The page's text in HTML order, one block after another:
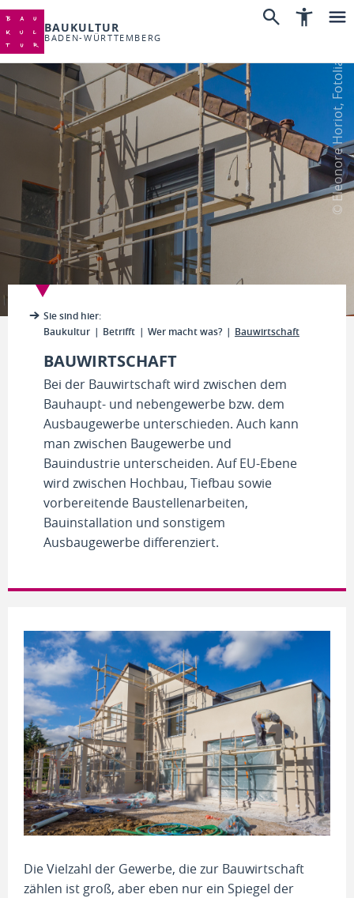
BAUKULTUR
BADEN-WÜRTTEMBERG
© Eleonore Horiot, Fotolia
Sie sind hier:
Baukultur
Betrifft Wer macht was? Bauwirtschaft
BAUWIRTSCHAFT
Bei der Bauwirtschaft wird zwischen dem
Bauhaupt- und nebengewerbe bzw. dem
Ausbaugewerbe unterschieden. Auch kann
man zwischen Baugewerbe und
Bauindustrie unterscheiden. Auf EU-Ebene
wird zwischen Hochbau, Tiefbau sowie
vorbereitende Baustellenarbeiten,
Bauinstallation und sonstigem
Ausbaugewerbe differenziert.
Die Vielzahl der Gewerbe, die zur Bauwirtschaft
zählen ist groß, aber eben nur ein Spiegel der